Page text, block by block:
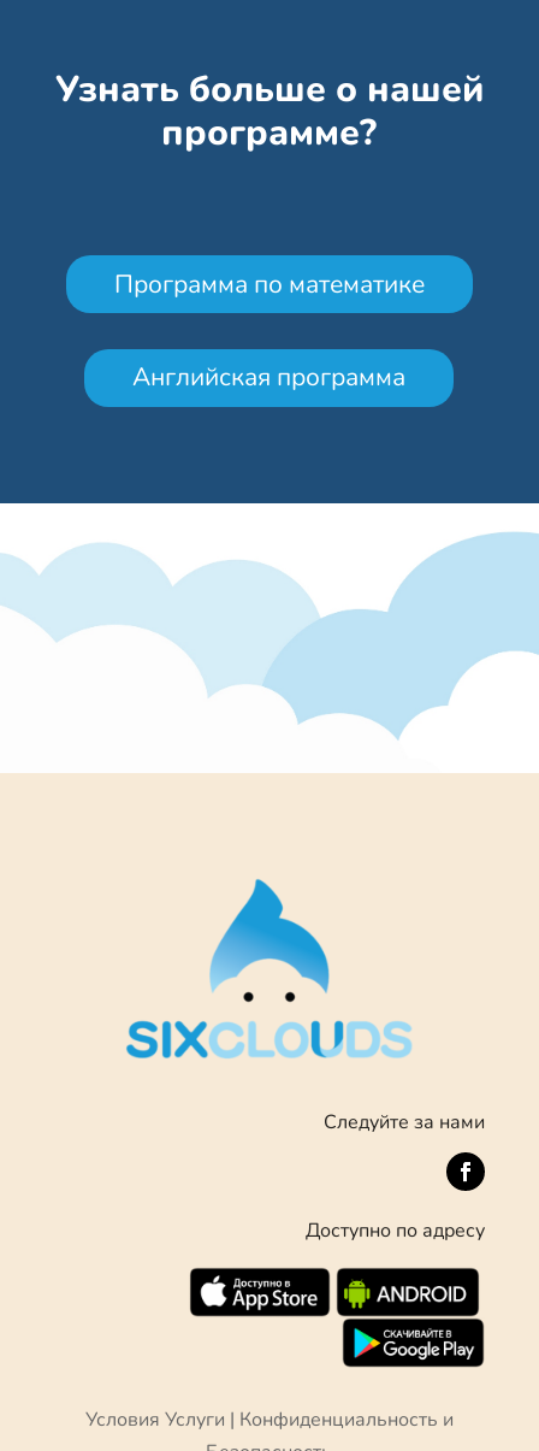
Узнать больше о нашей
программе?
Программа по математике
Английская программа
Следуйте за нами
Доступно по адресу
Условия Услуги | Конфиденциальность и